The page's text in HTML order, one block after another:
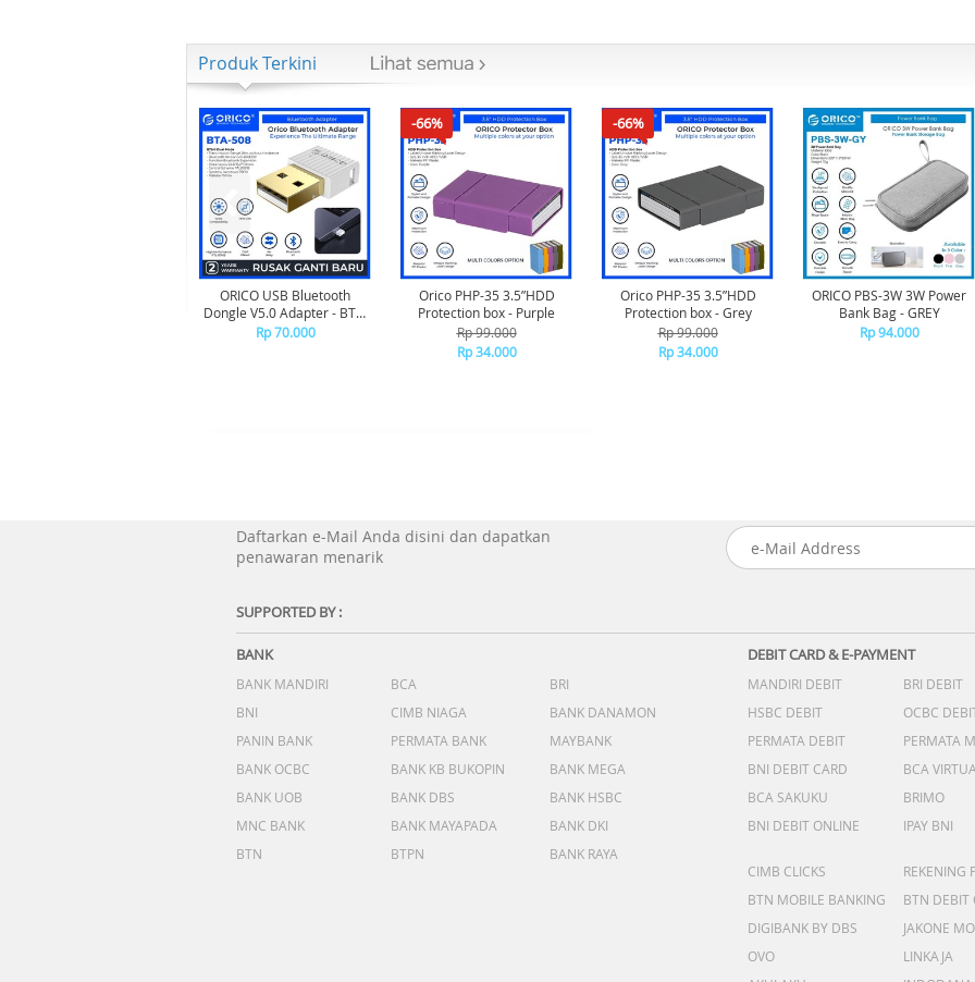
Produk Terkini
ORICO USB Bluetooth
Dongle V5.0 Adapter - BTA-
508 - WHITE
Rp 70.000
-66%
Orico PHP-35 3.5”HDD
Protection box - Purple
Rp 99.000
Rp 34.000
-66%
Orico PHP-35 3.5”HDD
Protection box - Grey
Rp 99.000
Rp 34.000
ORICO PBS-3W 3W Power
Bank Bag - GREY
Rp 94.000
Daftarkan e-Mail Anda disini dan dapatkan
penawaran menarik
SUPPORTED BY :
BANK
BANK MANDIRI BCA
BRI
BNI
CIMB NIAGA
BANK DANAMON
PANIN BANK
PERMATA BANK
MAYBANK
BANK OCBC
BANK KB BUKOPIN
BANK MEGA
BANK UOB
BANK DBS
BANK HSBC
MNC BANK
BANK MAYAPADA
BANK DKI
BTN
BTPN BANK RAYA
DEBIT CARD & E-PAYMENT
MANDIRI DEBIT BRI DEBIT
HSBC DEBIT
OCBC
PERMATA DEBIT
PERMATA
BNI DEBIT CARD
BCA
BCA SAKUKU
BRIMO
BNI DEBIT ONLINE
IPAY BNI
CIMB CLICKS
REKENING
BTN MOBILE BANKING
BTN DEBIT
DIGIBANK BY DBS
JAKONE
OVO
LINKAJA